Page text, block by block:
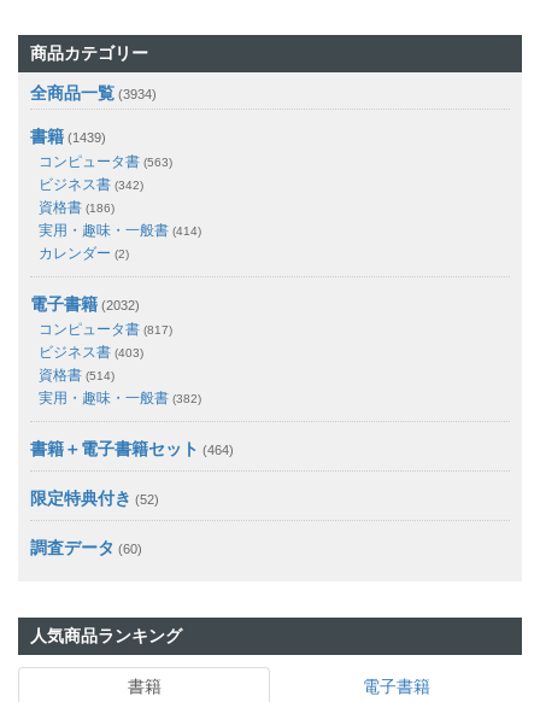
商品カテゴリー
全商品一覧 (3934)
書籍 (1439)
コンピュータ書 (563)
ビジネス書 (342)
資格書 (186)
実用・趣味・一般書 (414)
カレンダー (2)
電子書籍 (2032)
コンピュータ書 (817)
ビジネス書 (403)
資格書 (514)
実用・趣味・一般書 (382)
書籍＋電子書籍セット (464)
限定特典付き (52)
調査データ (60)
人気商品ランキング
書籍 電子書籍